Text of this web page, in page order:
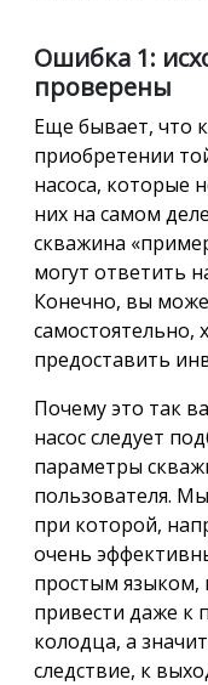
Ошибка 1:
проверены
Еще бывает, что
приобретении
насоса, которые
них на самом
скважина
могут ответить
Конечно, вы
самостоятельно,
предоставить
Почему это так
насос следует
параметры
пользователя.
при которой,
очень
простым языком,
привести даже к
колодца, а
следствие, к